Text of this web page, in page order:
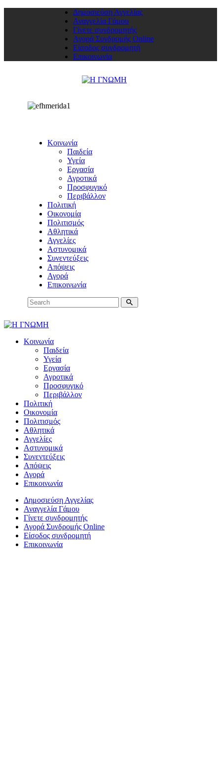
Δημοσιεύση Αγγελίας
Αναγγελία Γάμου
Γίνετε συνδρομητής
Αγορά Συνδρομής Online
Είσοδος συνδρομητή
Επικοινωνία
Κοινωνία
Παιδεία
Υγεία
Εργασία
Αγροτικά
Προσφυγικό
Περιβάλλον
Πολιτική
Οικονομία
Πολιτισμός
Αθλητικά
Αγγελίες
Αστυνομικά
Συνεντεύξεις
Απόψεις
Αγορά
Επικοινωνία
Κοινωνία
Παιδεία
Υγεία
Εργασία
Αγροτικά
Προσφυγικό
Περιβάλλον
Πολιτική
Οικονομία
Πολιτισμός
Αθλητικά
Αγγελίες
Αστυνομικά
Συνεντεύξεις
Απόψεις
Αγορά
Επικοινωνία
Δημοσιεύση Αγγελίας
Αναγγελία Γάμου
Γίνετε συνδρομητής
Αγορά Συνδρομής Online
Είσοδος συνδρομητή
Επικοινωνία